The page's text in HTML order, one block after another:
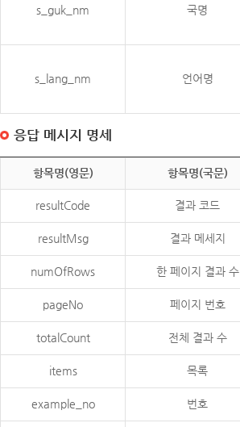
s_guk_nm 국명
s_lang_nm 언어명
응답 메시지 명세
항목명(영문) 항목명(국문)
resultCode 결과 코드
resultMsg 결과 메세지
numOfRows 한 페이지 결과 수
pageNo 페이지 번호
totalCount 전체 결과 수
items 목록
example_no 번호